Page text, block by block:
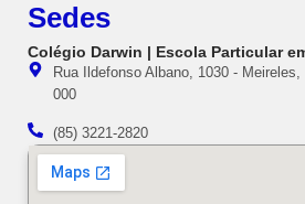
Sedes
Colégio Darwin | Escola Particular
Rua Ildefonso Albano, 1030 -
000
(85) 3221-2820